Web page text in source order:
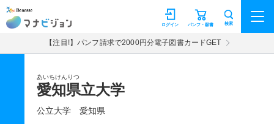
マナビジョン パンフ・願書
ログイン 検索
【注目!】パンフ請求で2000円分電子図書カードGET
あいちけんりつ
愛知県立大学
公立大学 愛知県